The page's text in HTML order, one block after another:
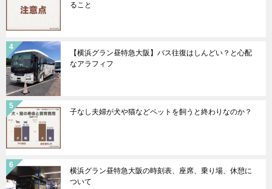
ること
【横浜グラン昼特急大阪】バス往復はしんどい？と心配
なアラフィフ
子なし夫婦が犬や猫などペットを飼うと終わりなのか？
横浜グラン昼特急大阪の時刻表、座席、乗り場、休憩に
ついて